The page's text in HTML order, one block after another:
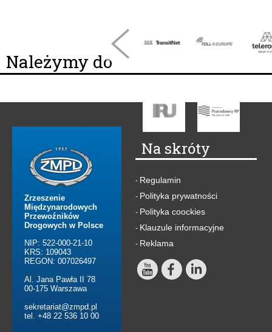
Należymy do
Zrzeszenie
Międzynarodowych
Przewoźników
Drogowych w Polsce
NIP: 522-000-21-10
KRS: 109043
REGON: 007026497
Al. Jana Pawła II 78
00-175 Warszawa
sekretariat@zmpd.pl
tel. +48 22 536 10 00
Na skróty
- Regulamin
- Polityka prywatności
- Polityka coockies
- Klauzule informacyjne
- Reklama